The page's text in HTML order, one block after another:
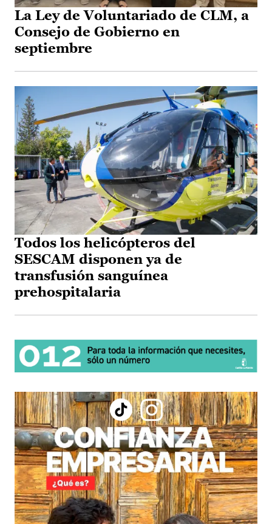
La Ley de Voluntariado de CLM, a
Consejo de Gobierno en
septiembre
Todos los helicópteros del
SESCAM disponen ya de
transfusión sanguínea
prehospitalaria